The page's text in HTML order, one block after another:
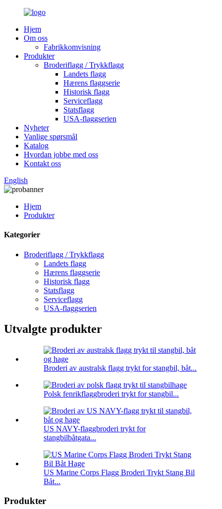
Hjem
Om oss
Fabrikkomvisning
Produkter
Broderiflagg / Trykkflagg
Landets flagg
Hærens flaggserie
Historisk flagg
Serviceflagg
Statsflagg
USA-flaggserien
Nyheter
Vanlige spørsmål
Katalog
Hvordan jobbe med oss
Kontakt oss
English
Hjem
Produkter
Kategorier
Broderiflagg / Trykkflagg
Landets flagg
Hærens flaggserie
Historisk flagg
Statsflagg
Serviceflagg
USA-flaggserien
Utvalgte produkter
Broderi av australsk flagg trykt for stangbil, båt...
Polsk fenrikflaggbroderi trykt for stangbil...
US NAVY-flaggbroderi trykt for
stangbilbåtgata...
US Marine Corps Flagg Broderi Trykt Stang Bil
Båt...
Produkter